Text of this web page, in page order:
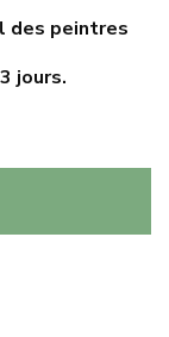
des peintres
jours.